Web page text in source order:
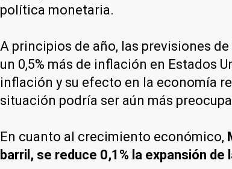
política monetaria.
A principios de año, las previsiones de
un 0,5% más de inflación en Estados
inflación y su efecto en la economía
situación podría ser aún más
En cuanto al crecimiento económico,
barril, se reduce 0,1% la expansión